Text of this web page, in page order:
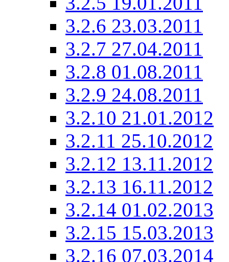
3.2.6 23.03.2011
3.2.7 27.04.2011
3.2.8 01.08.2011
3.2.9 24.08.2011
3.2.10 21.01.2012
3.2.11 25.10.2012
3.2.12 13.11.2012
3.2.13 16.11.2012
3.2.14 01.02.2013
3.2.15 15.03.2013
3.2.16 07.03.2014